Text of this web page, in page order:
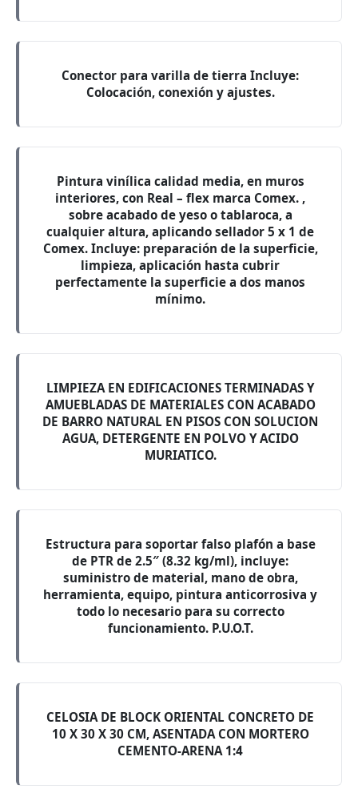
Conector para varilla de tierra Incluye:
Colocación, conexión y ajustes.
Pintura vinílica calidad media, en muros
interiores, con Real – flex marca Comex. ,
sobre acabado de yeso o tablaroca, a
cualquier altura, aplicando sellador 5 x 1 de
Comex. Incluye: preparación de la superficie,
limpieza, aplicación hasta cubrir
perfectamente la superficie a dos manos
mínimo.
LIMPIEZA EN EDIFICACIONES TERMINADAS Y
AMUEBLADAS DE MATERIALES CON ACABADO
DE BARRO NATURAL EN PISOS CON SOLUCION
AGUA, DETERGENTE EN POLVO Y ACIDO
MURIATICO.
Estructura para soportar falso plafón a base
de PTR de 2.5″ (8.32 kg/ml), incluye:
suministro de material, mano de obra,
herramienta, equipo, pintura anticorrosiva y
todo lo necesario para su correcto
funcionamiento. P.U.O.T.
CELOSIA DE BLOCK ORIENTAL CONCRETO DE
10 X 30 X 30 CM, ASENTADA CON MORTERO
CEMENTO-ARENA 1:4